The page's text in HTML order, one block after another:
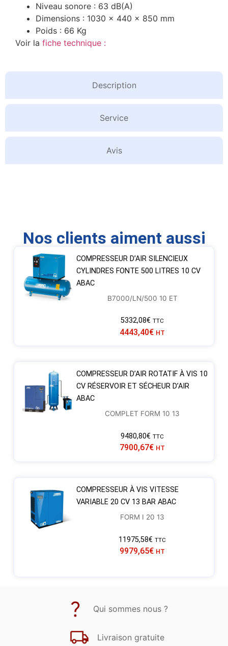
Description
Service
Avis
Niveau sonore : 63 dB(A)
Dimensions : 1030 x 440 x 850 mm
Poids : 66 Kg
Voir la fiche technique :
Nos clients aiment aussi
COMPRESSEUR D’AIR SILENCIEUX
CYLINDRES FONTE 500 LITRES 10 CV
ABAC
B7000/LN/500 10 ET
5332,08€ TTC
4443,40€ HT
COMPRESSEUR D’AIR ROTATIF À VIS 10
CV RÉSERVOIR ET SÉCHEUR D’AIR
ABAC
COMPLET FORM 10 13
9480,80€ TTC
7900,67€ HT
COMPRESSEUR À VIS VITESSE
VARIABLE 20 CV 13 BAR ABAC
FORM I 20 13
11975,58€ TTC
9979,65€ HT
Qui sommes nous ?
Livraison gratuite